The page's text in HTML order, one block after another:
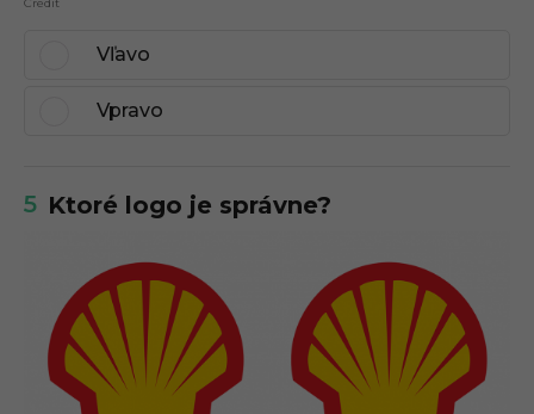
Vľavo
Vpravo
5 Ktoré logo je správne?